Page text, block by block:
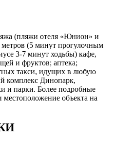
(пляжи отеля «Юнион» и
(5 минут прогулочным
3-7 минут ходьбы) кафе,
и фруктов; аптека;
такси, идущих в любую
комплекс Динопарк,
и парки. Более подробные
местоположение объекта на